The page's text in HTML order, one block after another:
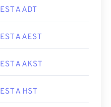
EST A ADT
EST A AEST
EST A AKST
EST A HST